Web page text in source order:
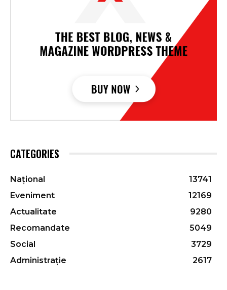
CATEGORIES
Național
13741
Eveniment
12169
Actualitate
9280
Recomandate
5049
Social
3729
Administrație
2617